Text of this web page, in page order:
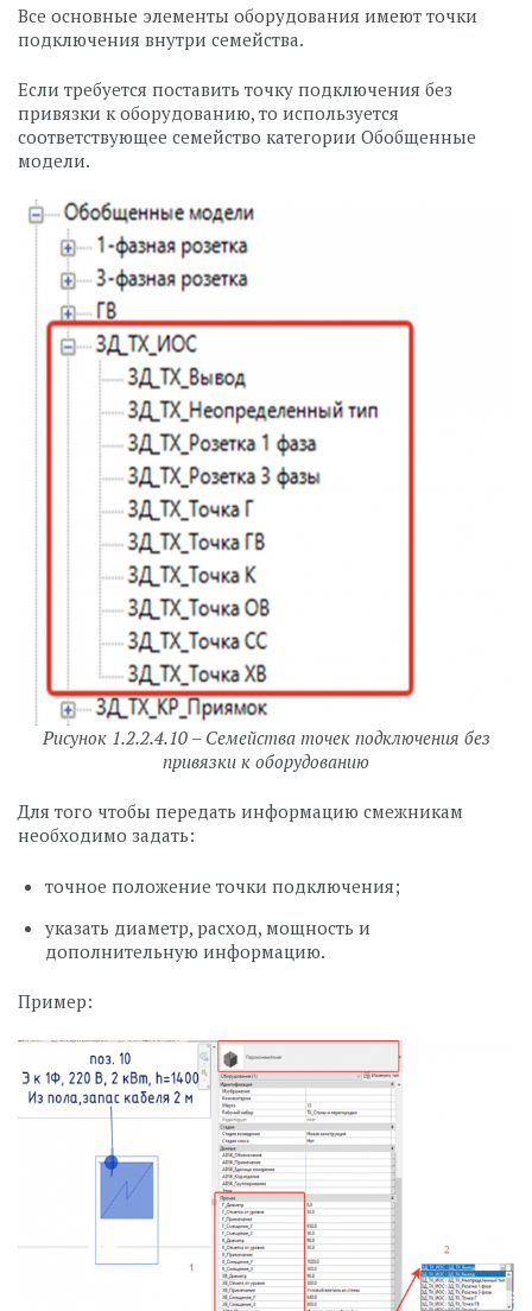
Все основные элементы оборудования имеют точки
подключения внутри семейства.
Если требуется поставить точку подключения без
привязки к оборудованию, то используется
соответствующее семейство категории Обобщенные
модели.
Рисунок 1.2.2.4.10 – Семейства точек подключения без
привязки к оборудованию
Для того чтобы передать информацию смежникам
необходимо задать:
точное положение точки подключения;
указать диаметр, расход, мощность и
дополнительную информацию.
Пример: